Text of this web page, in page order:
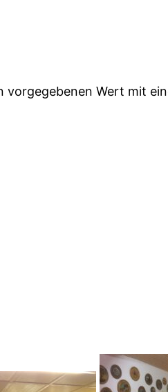
Wert mit